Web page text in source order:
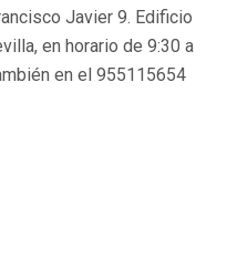
Javier 9. Edificio
en horario de 9:30 a
en el 955115654